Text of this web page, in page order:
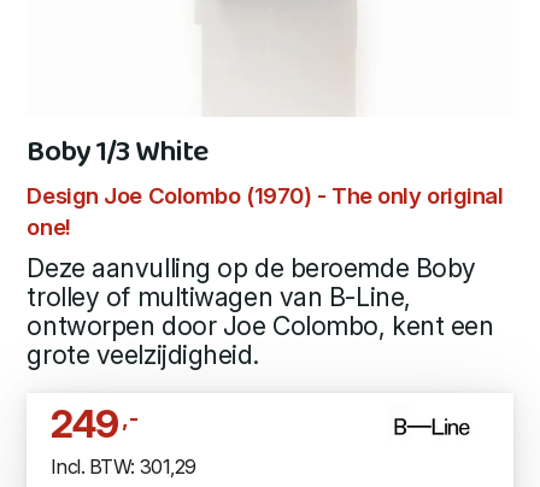
Boby 1/3 White
Design Joe Colombo (1970) - The only original
one!
Deze aanvulling op de beroemde Boby
trolley of multiwagen van B-Line,
ontworpen door Joe Colombo, kent een
grote veelzijdigheid.
249,-
Incl. BTW: 301,29